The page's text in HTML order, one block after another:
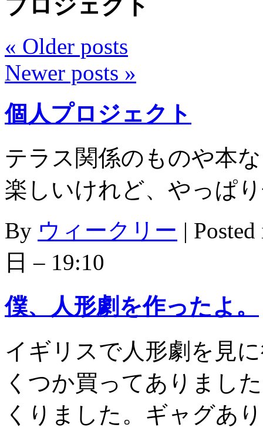
プロジェクト
« Older posts
Newer posts »
個人プロジェクト
テラス関係のものや本
楽しいけれど、やっぱ
By ウィークリー |
日 – 19:10
僕、人形劇を作ったよ。
イギリスで人形劇を見
くつか買ってありまし
くりました。ギャグあ